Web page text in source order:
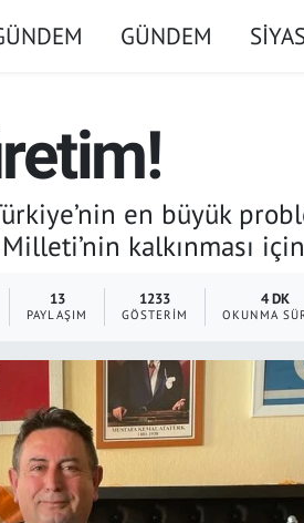
GÜNDEM
en büyük
kalkınması
13
PAYLAŞIM
1233
GÖSTERIM
4 DK
OKUNMA